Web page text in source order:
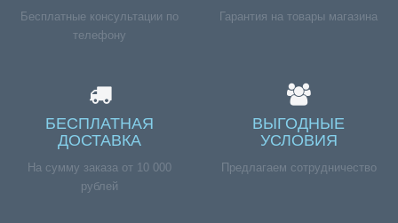
Бесплатные консультации по
телефону
Гарантия на товары магазина
БЕСПЛАТНАЯ
ДОСТАВКА
На сумму заказа от 10 000
рублей
ВЫГОДНЫЕ
УСЛОВИЯ
Предлагаем сотрудничество